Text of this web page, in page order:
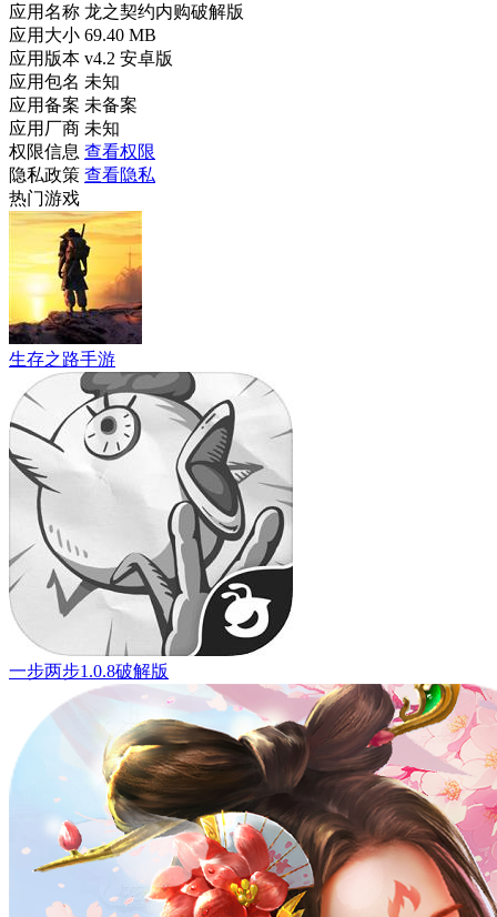
应用名称 龙之契约内购破解版
应用大小 69.40 MB
应用版本 v4.2 安卓版
应用包名 未知
应用备案 未备案
应用厂商 未知
权限信息 查看权限
隐私政策 查看隐私
热门游戏
生存之路手游
一步两步1.0.8破解版